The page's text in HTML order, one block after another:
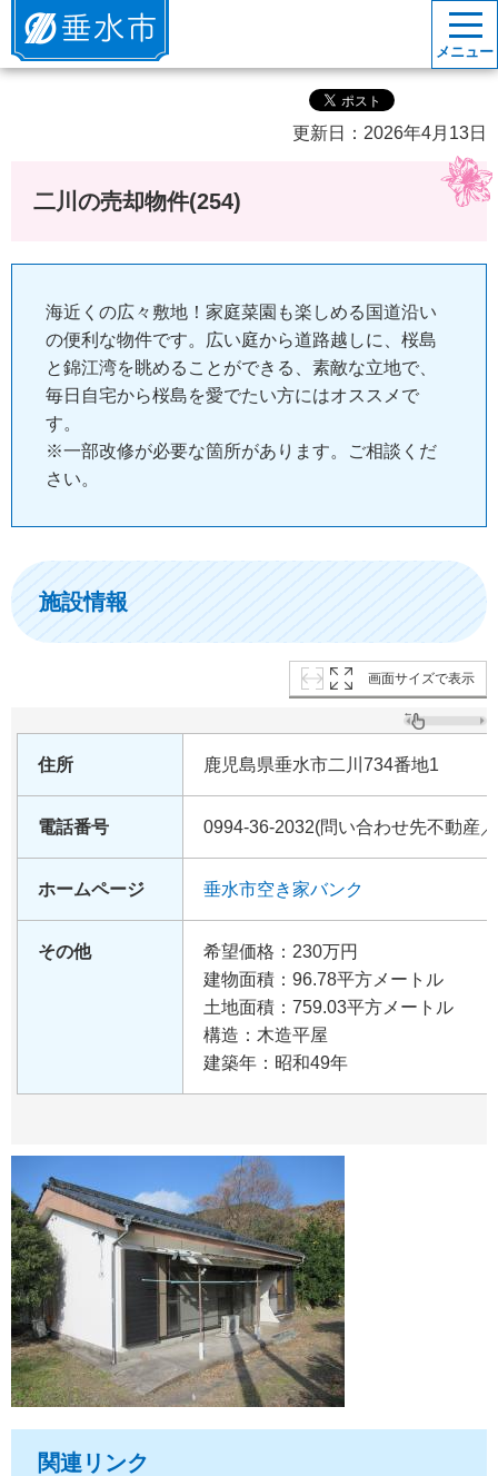
垂水市
メニュー
更新日：2026年4月13日
二川の売却物件(254)
海近くの広々敷地！家庭菜園も楽しめる国道沿い
の便利な物件です。広い庭から道路越しに、桜島
と錦江湾を眺めることができる、素敵な立地で、
毎日自宅から桜島を愛でたい方にはオススメで
す。
※一部改修が必要な箇所があります。ご相談くだ
さい。
施設情報
画面サイズで表示
住所 鹿児島県垂水市二川734番地1
電話番号 0994-36-2032(問い合わせ先不動産
ホームページ 垂水市空き家バンク
その他
希望価格：230万円
建物面積：96.78平方メートル
土地面積：759.03平方メートル
構造：木造平屋
建築年：昭和49年
関連リンク